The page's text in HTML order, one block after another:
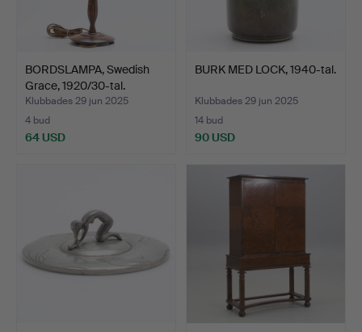
BORDSLAMPA, Swedish
Grace, 1920/30-tal.
Klubbades 29 jun 2025
4 bud
64 USD
BURK MED LOCK, 1940-tal.
Klubbades 29 jun 2025
14 bud
90 USD